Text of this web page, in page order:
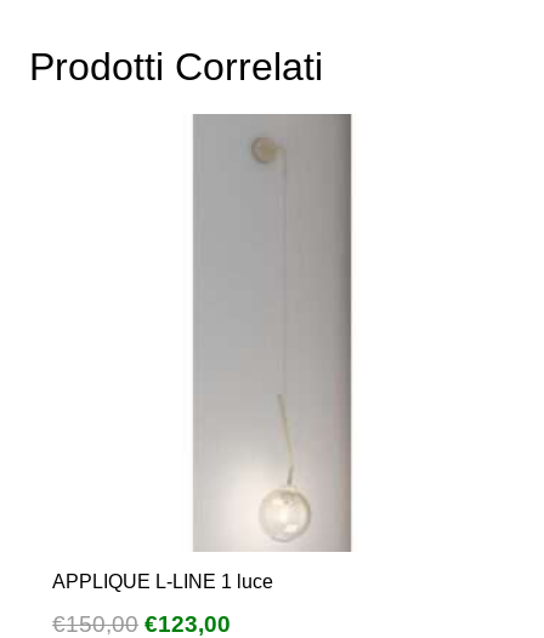
Prodotti Correlati
APPLIQUE L-LINE 1 luce
€150,00 Il
€123,00